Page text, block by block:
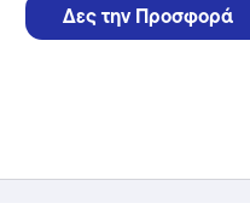
Δες την Προσφορά